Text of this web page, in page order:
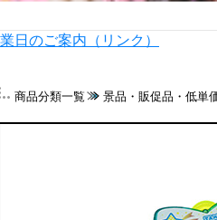
日のご案内（リンク）
商品分類一覧 景品・販促品・低単